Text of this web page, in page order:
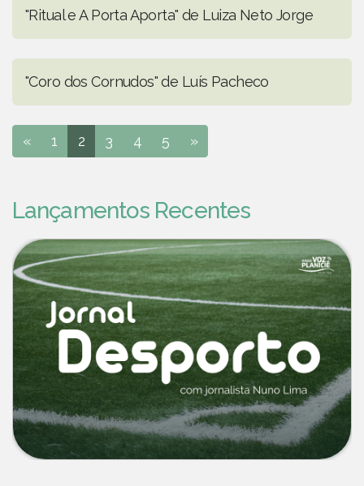
"Ritual e A Porta Aporta" de Luiza Neto Jorge
"Coro dos Cornudos" de Luís Pacheco
« 1 2 3 4 5 »
Lançamentos Recentes